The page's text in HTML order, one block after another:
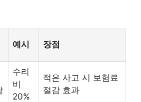
예시 장점
수리
비
20%
적은 사고 시 보험료
절감 효과